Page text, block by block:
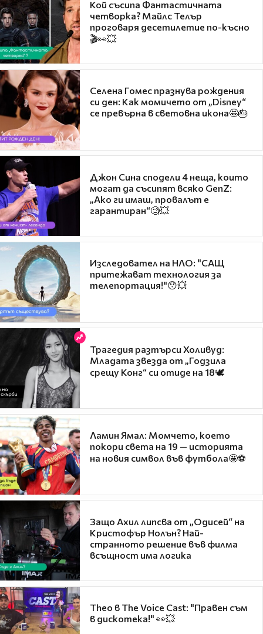
Кой съсипа Фантастичната
четворка? Майлс Телър
проговаря десетилетие по-късно
🎬👀💥
Селена Гомес празнува рождения
си ден: Как момичето от „Disney“
се превърна в световна икона🤩🎂
Джон Сина сподели 4 неща, които
могат да съсипят всяко GenZ:
„Ако ги имаш, провалът е
гарантиран“🧐💥
Изследовател на НЛО: "САЩ
притежават технология за
телепортация!"😯💥
Трагедия разтърси Холивуд:
Младата звезда от „Годзила
срещу Конг“ си отиде на 18🕊️
Ламин Ямал: Момчето, което
покори света на 19 — историята
на новия символ във футбола🤩⚽
Защо Ахил липсва от „Одисей“ на
Кристофър Нолън? Най-
странното решение във филма
всъщност има логика
Theo в The Voice Cast: "Правен съм
в дискотека!" 👀💥